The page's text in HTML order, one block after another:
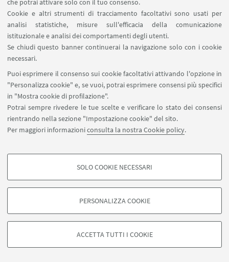
che potrai attivare solo con il tuo consenso.
Cookie e altri strumenti di tracciamento facoltativi sono usati per
analisi statistiche, misure sull'efficacia della comunicazione
istituzionale e analisi dei comportamenti degli utenti.
Se chiudi questo banner continuerai la navigazione solo con i cookie
necessari.
Puoi esprimere il consenso sui cookie facoltativi attivando l'opzione in
"Personalizza cookie" e, se vuoi, potrai esprimere consensi più specifici
in "Mostra cookie di profilazione".
Potrai sempre rivedere le tue scelte e verificare lo stato dei consensi
rientrando nella sezione "Impostazione cookie" del sito.
Per maggiori informazioniconsulta la nostra Cookie policy.
COOKIE DI PROFILAZIONE - FACOLTATIVI
degli utenti, creare profili in base al loro comportamento sul sito, per analisi
di marketing.
Google/Youtube Video
SOLO COOKIE NECESSARI
PERSONALIZZA COOKIE
ACCETTA TUTTI I COOKIE
quando lui le rivela di aver visto Dio. E gli confessa,
per averlo sognato e vissuto, che Dio è terribile.
Maria dice che non sa nulla di Dio, se non che
devono essere davvero spaventose sia le sue
preferenze che i suoi disprezzi. Che lei sa, poiché è
donna, che cosa significa essere disprezzata da Dio.
Che Gesù, adesso, dovrà essere molto più di un
uomo, essendo l’eletto di Dio (p. 253).
«Quest’uomo, che reca in sé una promessa di Dio,
non ha altro luogo dove andare se non la dimora di
una prostituta» (p. 273).
Scrittore e personaggio chiudono insieme il
cancello e lasciano fuori i clienti abituali di questa
prostituta. Gesù conosce così l’amore carnale e lo